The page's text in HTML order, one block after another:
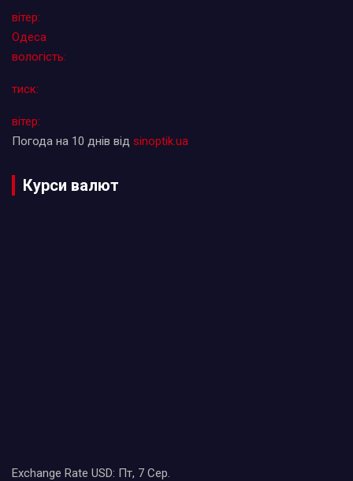
вітер:
Одеса
вологість:
тиск:
вітер:
Погода на 10 днів від sinoptik.ua
Курси валют
Exchange Rate USD: Пт, 7 Сер.